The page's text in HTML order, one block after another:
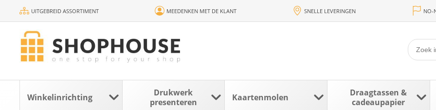
UITGEBREID ASSORTIMENT MEEDENKEN MET DE KLANT SNELLE LEVERINGEN NO-
Winkelinrichting
Drukwerk
presenteren
Kaartenmolen
Draagtassen &
cadeaupapier